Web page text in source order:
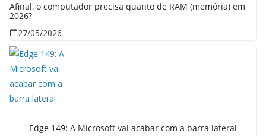
Afinal, o computador precisa quanto de RAM (memória) em
2026?
27/05/2026
Edge 149: A Microsoft vai acabar com a barra lateral